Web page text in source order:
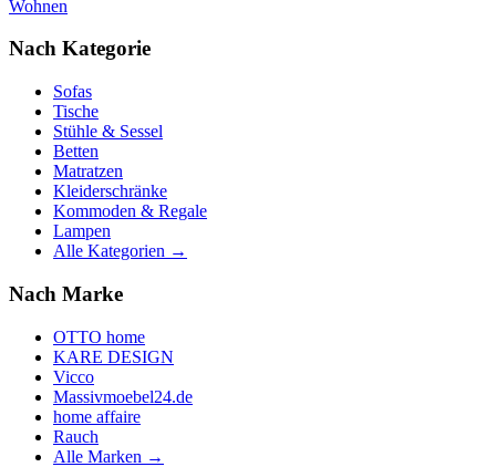
Wohnen
Nach Kategorie
Sofas
Tische
Stühle & Sessel
Betten
Matratzen
Kleiderschränke
Kommoden & Regale
Lampen
Alle Kategorien →
Nach Marke
OTTO home
KARE DESIGN
Vicco
Massivmoebel24.de
home affaire
Rauch
Alle Marken →